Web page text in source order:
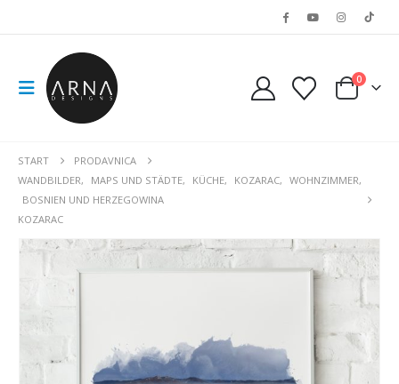
0
START
PRODAVNICA
WANDBILDER, MAPS UND STÄDTE, KÜCHE, KOZARAC, WOHNZIMMER,
BOSNIEN UND HERZEGOWINA
KOZARAC